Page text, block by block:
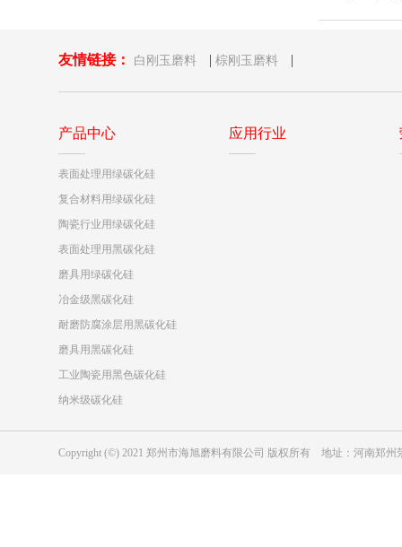
友情链接： 白刚玉磨料 | 棕刚玉磨料 |
产品中心
表面处理用绿碳化硅
复合材料用绿碳化硅
陶瓷行业用绿碳化硅
表面处理用黑碳化硅
磨具用绿碳化硅
冶金级黑碳化硅
耐磨防腐涂层用黑碳化硅
磨具用黑碳化硅
工业陶瓷用黑色碳化硅
纳米级碳化硅
应用行业
Copyright (©) 2021 郑州市海旭磨料有限公司 版权所有 地址：河南郑